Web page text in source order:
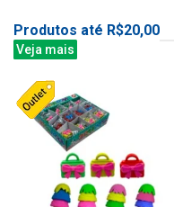
Produtos até R$20,00
Veja mais